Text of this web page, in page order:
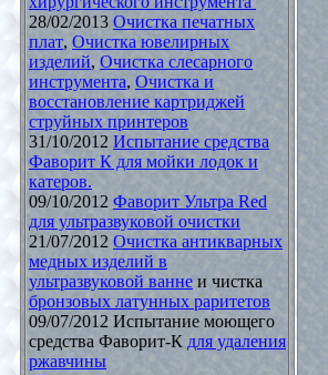
28/02/2013 Очистка печатных
плат, Очистка ювелирных
изделий, Очистка слесарного
инструмента, Очистка и
восстановление картриджей
струйных принтеров
31/10/2012 Испытание средства
Фаворит К для мойки лодок и
катеров.
09/10/2012 Фаворит Ультра Red
для ультразвуковой очистки
21/07/2012 Очистка антикварных
медных изделий в
ультразвуковой ваннеи чистка
бронзовых латунных раритетов
09/07/2012 Испытание моющего
средства Фаворит-К для удаления
ржавчины